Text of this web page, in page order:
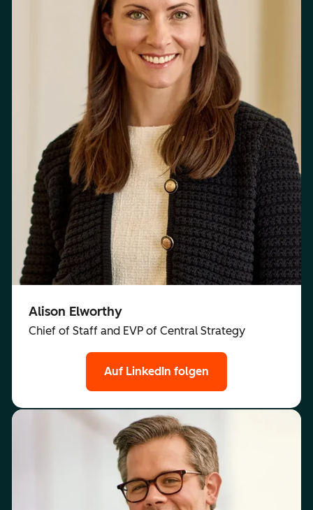
Alison Elworthy
Chief of Staff and EVP of Central Strategy
Auf LinkedIn folgen